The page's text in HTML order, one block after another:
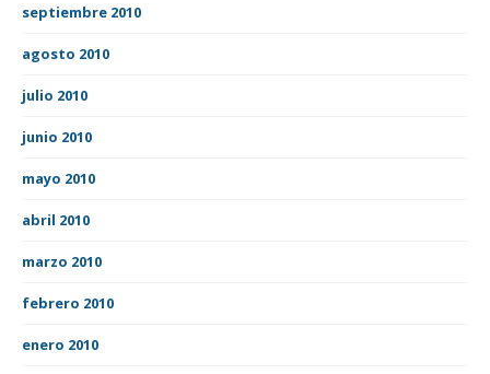
septiembre 2010
agosto 2010
julio 2010
junio 2010
mayo 2010
abril 2010
marzo 2010
febrero 2010
enero 2010